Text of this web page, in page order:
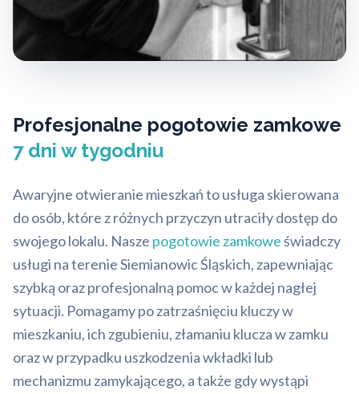
Profesjonalne pogotowie zamkowe
7 dni w tygodniu
Awaryjne otwieranie mieszkań to usługa skierowana
do osób, które z różnych przyczyn utraciły dostęp do
swojego lokalu. Nasze pogotowie zamkoweświadczy
usługi na terenie Siemianowic Śląskich, zapewniając
szybką oraz profesjonalną pomoc w każdej nagłej
sytuacji. Pomagamy po zatrzaśnięciu kluczy w
mieszkaniu, ich zgubieniu, złamaniu klucza w zamku
oraz w przypadku uszkodzenia wkładki lub
mechanizmu zamykającego, a także gdy wystąpi